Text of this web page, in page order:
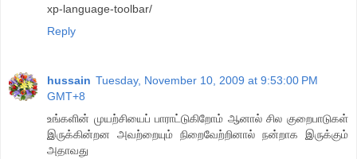
xp-language-toolbar/
Reply
hussain Tuesday, November 10, 2009 at 9:53:00 PM
GMT+8
உங்களின் முயற்சியைப் பாராட்டுகிறோம் ஆனால் சில குறைபாடுகள்
இருக்கின்றன அவற்றையும் நிறைவேற்றினால் நன்றாக இருக்கும்
அதாவது